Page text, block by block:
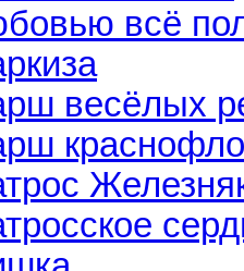
всё
весёлых